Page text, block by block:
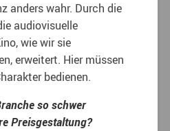
anders wahr. Durch die
audiovisuelle
wie wir sie
erweitert. Hier müssen
bedienen.
so schwer
Preisgestaltung?